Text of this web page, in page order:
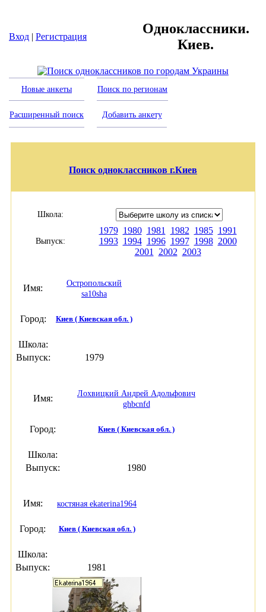
Вход | Регистрация
Одноклассники.
Киев.
Новые анкеты Поиск по регионам
Расширенный поиск Добавить анкету
Поиск одноклассников г.Киев
Школа:
Выпуск:
1979 1980 1981 1982 1985 1991
1993 1994 1996 1997 1998 2000
2001
2002 2003
Имя:
Остропольский
sa10sha
Город: Киев ( Киевская обл. )
Школа:
Выпуск:
1979
Имя:
Лохвицкий Андрей Адольфович
ghbcnfd
Город: Киев ( Киевская обл. )
Школа:
Выпуск:
1980
Имя: костяная ekaterina1964
Город: Киев ( Киевская обл. )
Школа:
Выпуск:
1981